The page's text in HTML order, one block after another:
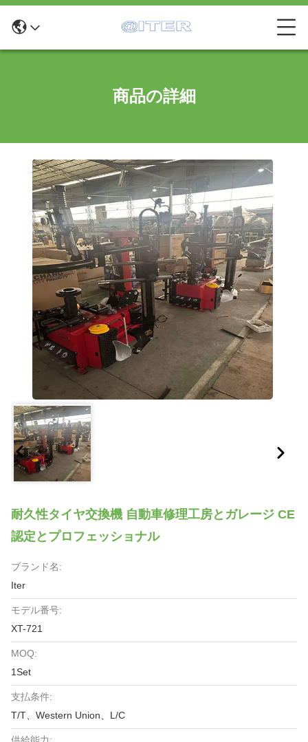
商品の詳細
耐久性タイヤ交換機 自動車修理工房とガレージ CE
認定とプロフェッショナル
ブランド名:
Iter
モデル番号:
XT-721
MOQ:
1Set
支払条件:
T/T、Western Union、L/C